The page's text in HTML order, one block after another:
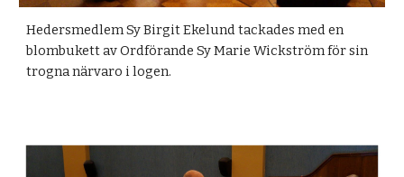
Hedersmedlem Sy Birgit Ekelund tackades med en
blombukett av Ordförande Sy Marie Wickström för sin
trogna närvaro i logen.